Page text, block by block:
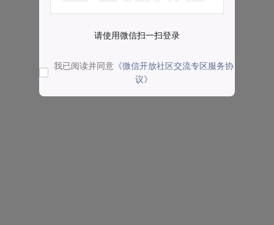
请使用微信扫一扫登录
我已阅读并同意 《微信开放社区交流专区服务协
议》